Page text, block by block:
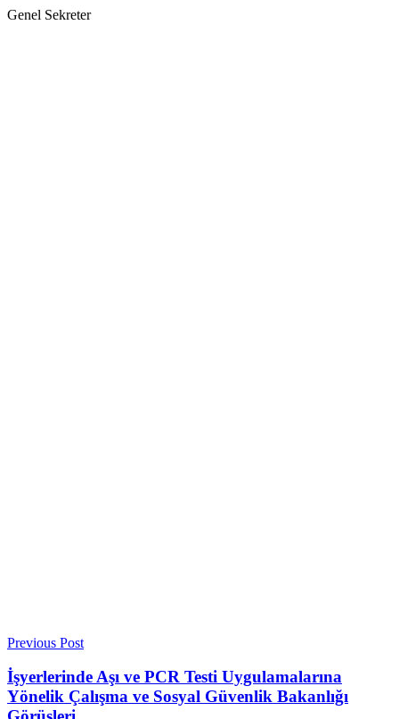
Genel Sekreter
Previous Post
İşyerlerinde Aşı ve PCR Testi Uygulamalarına
Yönelik Çalışma ve Sosyal Güvenlik Bakanlığı